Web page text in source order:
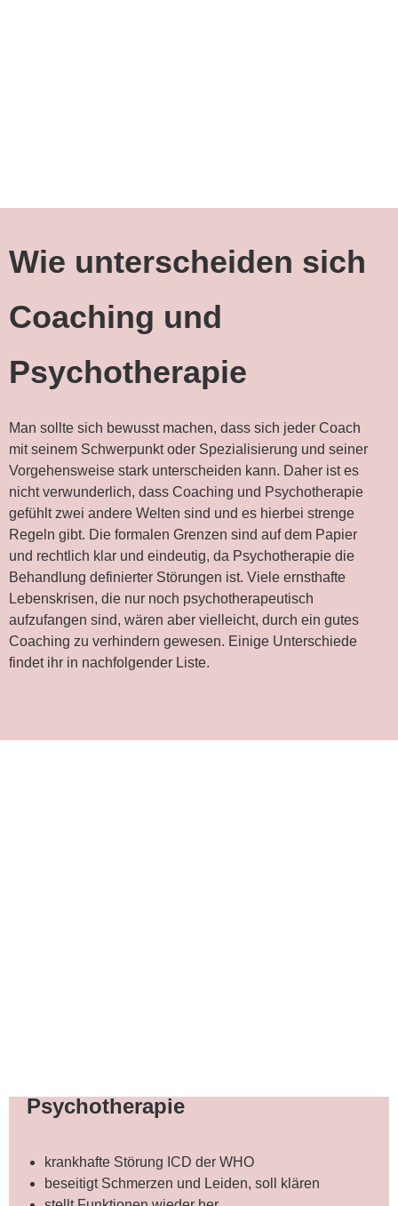
Wie unterscheiden sich
Coaching und
Psychotherapie
Man sollte sich bewusst machen, dass sich jeder Coach
mit seinem Schwerpunkt oder Spezialisierung und seiner
Vorgehensweise stark unterscheiden kann. Daher ist es
nicht verwunderlich, dass Coaching und Psychotherapie
gefühlt zwei andere Welten sind und es hierbei strenge
Regeln gibt. Die formalen Grenzen sind auf dem Papier
und rechtlich klar und eindeutig, da Psychotherapie die
Behandlung definierter Störungen ist. Viele ernsthafte
Lebenskrisen, die nur noch psychotherapeutisch
aufzufangen sind, wären aber vielleicht, durch ein gutes
Coaching zu verhindern gewesen. Einige Unterschiede
findet ihr in nachfolgender Liste.
Psychotherapie
krankhafte Störung ICD der WHO
beseitigt Schmerzen und Leiden, soll klären